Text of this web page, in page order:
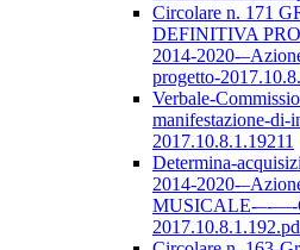
Circolare n. 171
DEFINITIVA
2014-2020-
progetto-
Verbale-
manifestazione-di-
2017.10.8.1.19211
Determina-
2014-2020-
MUSICALE-–-––-